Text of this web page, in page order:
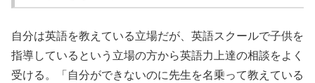
自分は英語を教えている立場だが、英語スクールで子供を
指導しているという立場の方から英語力上達の相談をよく
受ける。「自分ができないのに先生を名乗って教えている